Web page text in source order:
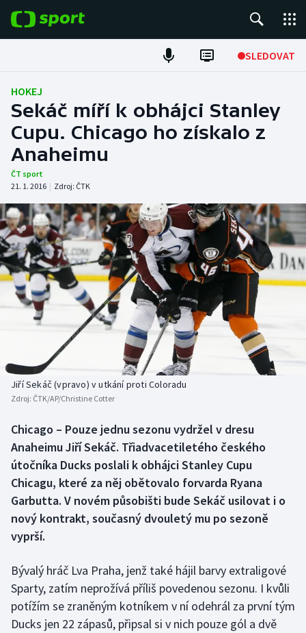
SLEDOVAT
Fotbal
Hokej
Tenis
Atletika
Cyklistika
DALŠÍ SPORTY
Americký fotbal
Baseball a softbal
Basketbal
Biatlon
Box
Curling
Dostihy
Florbal
Futsal
Golf
NEPŘEHLÉDNĚTE
Soutěže
Historické návraty
Aplikace ČT sport
HOKEJ
Sekáč míří k obhájci Stanley
Cupu. Chicago ho získalo z
Anaheimu
ČT sport
21. 1. 2016 | Zdroj: ČTK
Jiří Sekáč (vpravo) v utkání proti Coloradu
Zdroj: ČTK/AP/Christine Cotter
Chicago – Pouze jednu sezonu vydržel v dresu
Anaheimu Jiří Sekáč. Třiadvacetiletého českého
útočníka Ducks poslali k obhájci Stanley Cupu
Chicagu, které za něj obětovalo forvarda Ryana
Garbutta. V novém působišti bude Sekáč usilovat i o
nový kontrakt, současný dvouletý mu po sezoně
vyprší.
Bývalý hráč Lva Praha, jenž také hájil barvy extraligové
Sparty, zatím neprožívá příliš povedenou sezonu. I kvůli
potížím se zraněným kotníkem v ní odehrál za první tým
Ducks jen 22 zápasů, připsal si v nich pouze gól a dvě